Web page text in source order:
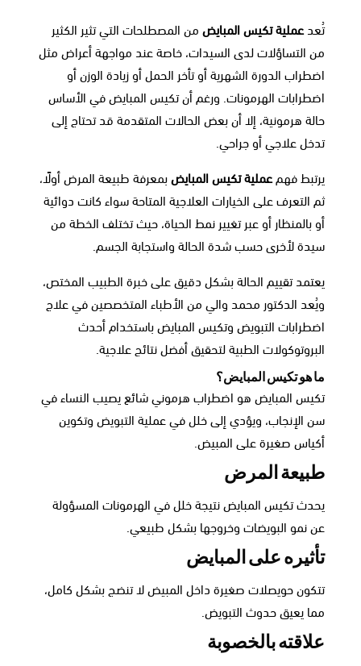
تُعدعملية تكيس المبايضمن المصطلحات التي تثير الكثير
من التساؤلات لدى السيدات، خاصة عند مواجهة أعراض مثل
اضطراب الدورة الشهرية أو تأخر الحمل أو زيادة الوزن أو
اضطرابات الهرمونات. ورغم أن تكيس المبايض في الأساس
حالة هرمونية، إلا أن بعض الحالات المتقدمة قد تحتاج إلى
تدخل علاجي أو جراحي.
يرتبط فهمعملية تكيس المبايضبمعرفة طبيعة المرض أولًا،
ثم التعرف على الخيارات العلاجية المتاحة سواء كانت دوائية
أو بالمنظار أو عبر تغيير نمط الحياة، حيث تختلف الخطة من
سيدة لأخرى حسب شدة الحالة واستجابة الجسم.
يعتمد تقييم الحالة بشكل دقيق على خبرة الطبيب المختص،
ويُعد الدكتور محمد والي من الأطباء المتخصصين في علاج
اضطرابات التبويض وتكيس المبايض باستخدام أحدث
البروتوكولات الطبية لتحقيق أفضل نتائج علاجية.
ما هو تكيس المبايض؟
تكيس المبايض هو اضطراب هرموني شائع يصيب النساء في
سن الإنجاب، ويؤدي إلى خلل في عملية التبويض وتكوين
أكياس صغيرة على المبيض.
طبيعة المرض
يحدث تكيس المبايض نتيجة خلل في الهرمونات المسؤولة
عن نمو البويضات وخروجها بشكل طبيعي.
تأثيره على المبايض
تتكون حويصلات صغيرة داخل المبيض لا تنضج بشكل كامل،
مما يعيق حدوث التبويض.
علاقته بالخصوبة